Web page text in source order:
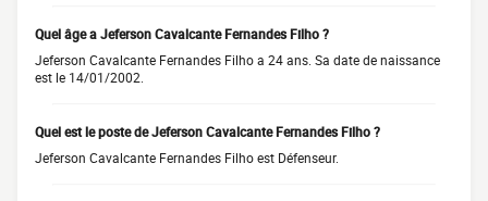
Quel âge a Jeferson Cavalcante Fernandes Filho ?
Jeferson Cavalcante Fernandes Filho a 24 ans. Sa date de naissance
est le 14/01/2002.
Quel est le poste de Jeferson Cavalcante Fernandes Filho ?
Jeferson Cavalcante Fernandes Filho est Défenseur.